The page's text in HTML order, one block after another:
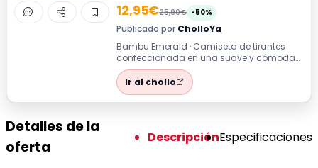
12,95€25,90€ -50%
Publicado por CholloYa
Bambu Emerald · Camiseta de tirantes
confeccionada en una suave y cómoda
viscosa de bambú con estampado de
flores tro...
Ir al chollo
Detalles de la
oferta
DescripciónEspecificaciones